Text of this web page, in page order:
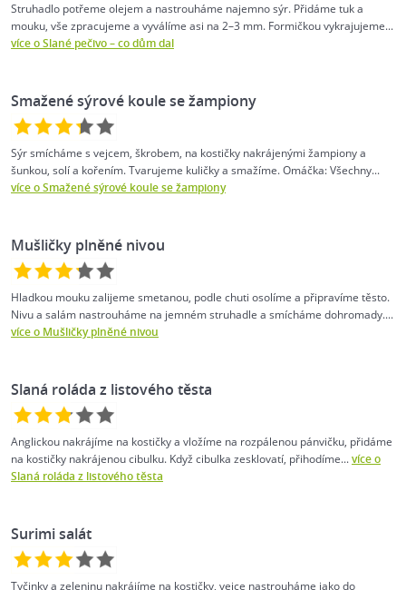
Struhadlo potřeme olejem a nastrouháme najemno sýr. Přidáme tuk a
mouku, vše zpracujeme a vyválíme asi na 2–3 mm. Formičkou vykrajujeme...
více o Slané pečivo – co dům dal
Smažené sýrové koule se žampiony
Sýr smícháme s vejcem, škrobem, na kostičky nakrájenými žampiony a
šunkou, solí a kořením. Tvarujeme kuličky a smažíme. Omáčka: Všechny...
více o Smažené sýrové koule se žampiony
Mušličky plněné nivou
Hladkou mouku zalijeme smetanou, podle chuti osolíme a připravíme těsto.
Nivu a salám nastrouháme na jemném struhadle a smícháme dohromady....
více o Mušličky plněné nivou
Slaná roláda z listového těsta
Anglickou nakrájíme na kostičky a vložíme na rozpálenou pánvičku, přidáme
na kostičky nakrájenou cibulku. Když cibulka zesklovatí, přihodíme...více o
Slaná roláda z listového těsta
Surimi salát
Tyčinky a zeleninu nakrájíme na kostičky, vejce nastrouháme jako do